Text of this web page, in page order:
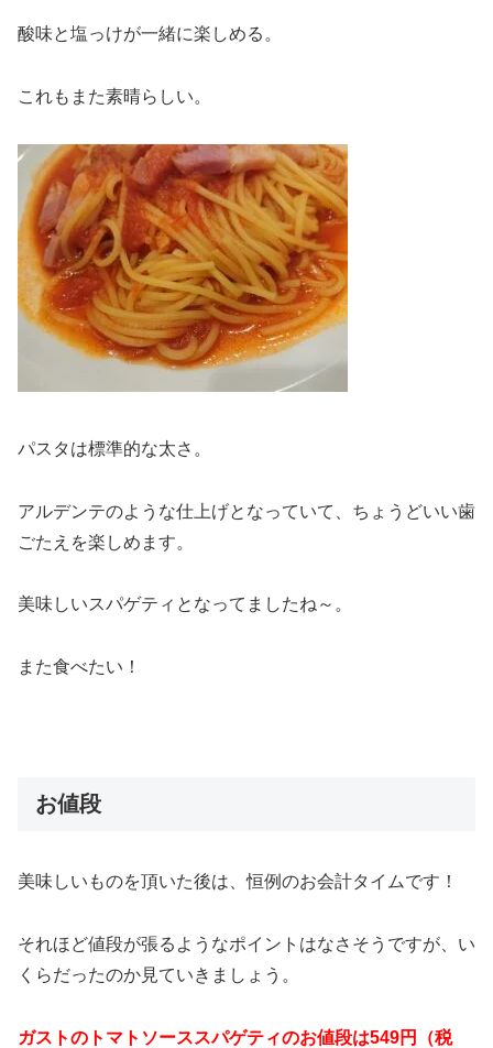
酸味と塩っけが一緒に楽しめる。
これもまた素晴らしい。
パスタは標準的な太さ。
アルデンテのような仕上げとなっていて、ちょうどいい歯
ごたえを楽しめます。
美味しいスパゲティとなってましたね～。
また食べたい！
お値段
美味しいものを頂いた後は、恒例のお会計タイムです！
それほど値段が張るようなポイントはなさそうですが、い
くらだったのか見ていきましょう。
ガストのトマトソーススパゲティのお値段は549円（税